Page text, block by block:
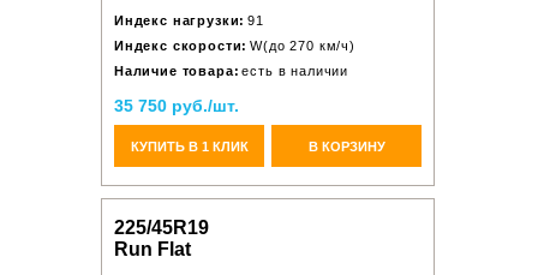
Индекс нагрузки: 91
Индекс скорости: W(до 270 км/ч)
Наличие товара: есть в наличии
35 750 руб./шт.
КУПИТЬ В 1 КЛИК В КОРЗИНУ
225/45R19
Run Flat